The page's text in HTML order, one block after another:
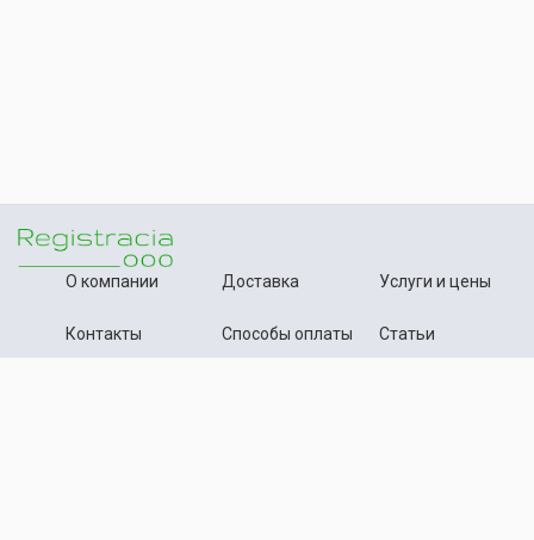
О компании
Контакты
Доставка
Способы оплаты
Услуги и цены
Статьи